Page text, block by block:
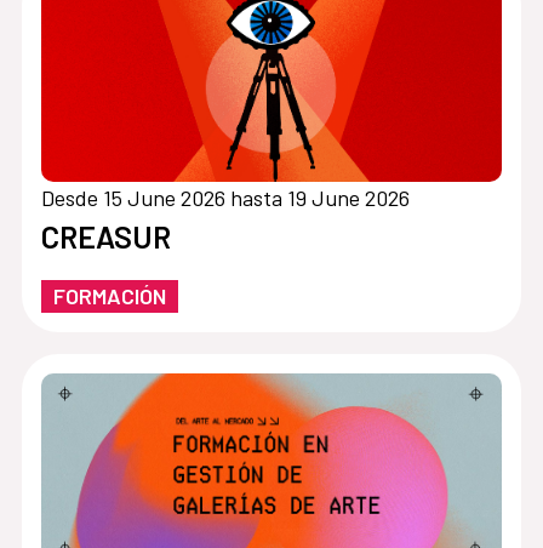
Desde 15 June 2026 hasta 19 June 2026
CREASUR
FORMACIÓN